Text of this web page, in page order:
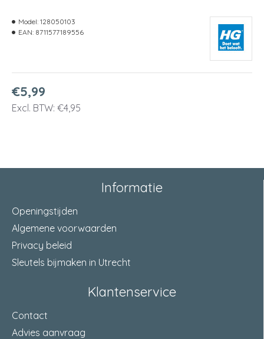
€5,99
Excl. BTW: €4,95
Model: 128050103
EAN: 8711577189556
Informatie
Openingstijden
Algemene voorwaarden
Privacy beleid
Sleutels bijmaken in Utrecht
Klantenservice
Contact
Advies aanvraag